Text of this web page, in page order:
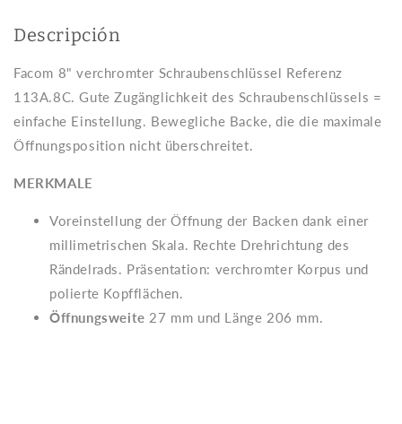
Descripción
Facom 8" verchromter Schraubenschlüssel Referenz
113A.8C.Gute Zugänglichkeit des Schraubenschlüssels =
einfache Einstellung. Bewegliche Backe, die die maximale
Öffnungsposition nicht überschreitet.
MERKMALE
Voreinstellung der Öffnung der Backen dank einer
millimetrischen Skala. Rechte Drehrichtung des
Rändelrads. Präsentation: verchromter Korpus und
polierte Kopfflächen.
Öffnungsweite 27 mm und Länge 206 mm.